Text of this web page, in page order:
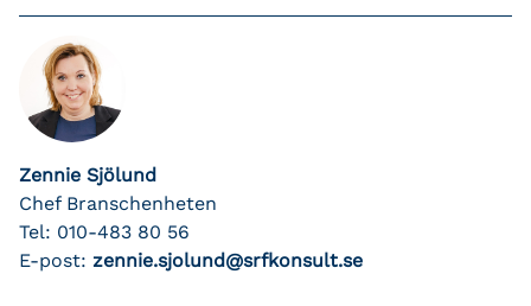
Zennie Sjölund
Chef Branschenheten
Tel: 010-483 80 56
E-post: zennie.sjolund@srfkonsult.se